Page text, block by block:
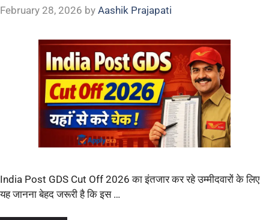
February 28, 2026 by Aashik Prajapati
India Post GDS Cut Off 2026 का इंतजार कर रहे उम्मीदवारों के लिए
यह जानना बेहद जरूरी है कि इस …